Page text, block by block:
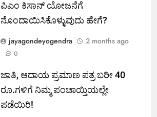
ಪಿಎಂ ಕಿಸಾನ್ ಯೋಜನೆಗೆ
ನೊಂದಾಯಿಸಿಕೊಳ್ಳುವುದು ಹೇಗೆ?
jayagondeyogendra
2 months ago
0
ಜಾತಿ, ಆದಾಯ ಪ್ರಮಾಣ ಪತ್ರ ಬರೀ 40
ರೂ.ಗಳಿಗೆ ನಿಮ್ಮ ಪಂಚಾಯ್ತಿಯಲ್ಲೇ
ಪಡೆಯಿರಿ!